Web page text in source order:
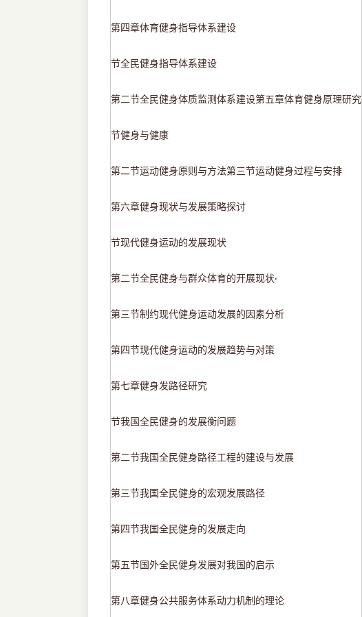
第四章体育健身指导体系建设
节全民健身指导体系建设
第二节全民健身体质监测体系建设第五章体育健身原理研究
节健身与健康
第二节运动健身原则与方法第三节运动健身过程与安排
第六章健身现状与发展策略探讨
节现代健身运动的发展现状
第二节全民健身与群众体育的开展现状·
第三节制约现代健身运动发展的因素分析
第四节现代健身运动的发展趋势与对策
第七章健身发路径研究
节我国全民健身的发展衡问题
第二节我国全民健身路径工程的建设与发展
第三节我国全民健身的宏观发展路径
第四节我国全民健身的发展走向
第五节国外全民健身发展对我国的启示
第八章健身公共服务体系动力机制的理论